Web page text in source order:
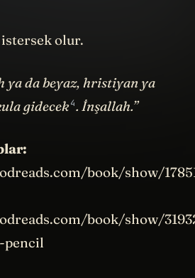
olur.
ya da beyaz, hristiyan ya
gidecek4. İnşallah.”
book/show/
book/show/
pencil